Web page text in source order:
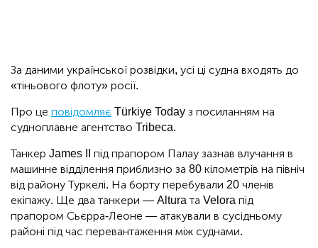
За даними української розвідки, усі ці судна входять до
«тіньового флоту» росії.
Про це повідомляє Türkiye Today з посиланням на
судноплавне агентство Tribeca.
Танкер James II під прапором Палау зазнав влучання в
машинне відділення приблизно за 80 кілометрів на північ
від району Туркелі. На борту перебували 20 членів
екіпажу. Ще два танкери — Altura та Velora під
прапором Сьєрра-Леоне — атакували в сусідньому
районі під час перевантаження між суднами.